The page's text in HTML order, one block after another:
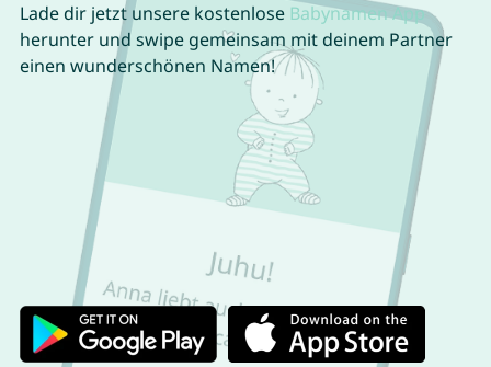
Lade dir jetzt unsere kostenlose Babynamen App
herunter und swipe gemeinsam mit deinem Partner
einen wunderschönen Namen!